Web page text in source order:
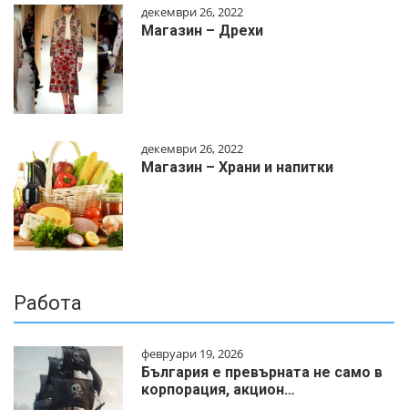
декември 26, 2022
Магазин – Дрехи
декември 26, 2022
Магазин – Храни и напитки
Работа
февруари 19, 2026
България е превърната не само в
корпорация, акцион…